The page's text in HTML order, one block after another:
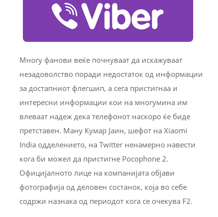
Многу фанови веќе почнуваат да искажуваат
незадоволство поради недостаток од информации
за достапниот флегшип, а сега пристигнаа и
интересни информации кои на многумина им
влеваат надеж дека телефонот наскоро ќе биде
претставен. Ману Кумар Јаин, шефот на Xiaomi
India одделението, на Twitter ненамерно навести
кога би можел да пристигне Pocophone 2.
Официјалното лице на компанијата објави
фотографија од деловен состанок, која во себе
содржи назнака од периодот кога се очекува F2.